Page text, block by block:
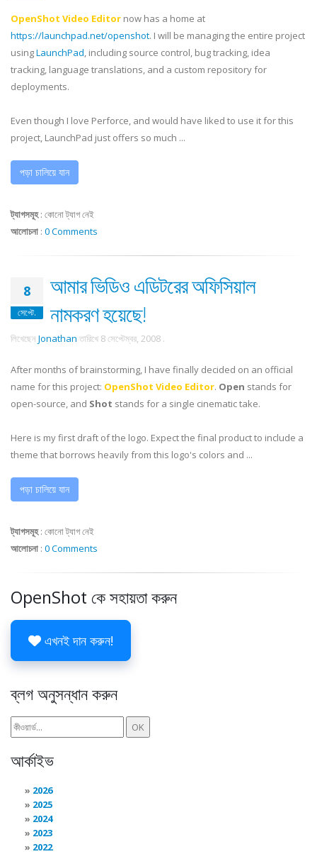
OpenShot Video Editor now has a home at
https://launchpad.net/openshot. I will be managing the entire project
usingLaunchPad, including source control, bug tracking, idea
tracking, language translations, and a custom repository for
deployments.
Even though I love Perforce, and would have liked to use it for this
project, LaunchPad just offers so much ...
পড়া চালিয়ে যান
ট্যাগসমূহ: কোনো ট্যাগ নেই
আলোচনা : 0 Comments
8
সেপ্টে.
আমার ভিডিও এডিটরের অফিসিয়াল
নামকরণ হয়েছে!
লিখেছেন Jonathan তারিখে 8 সেপ্টেম্বর, 2008 .
After months of brainstorming, I have finally decided on an official
name for this project: OpenShot Video Editor. Open stands for
open-source, and Shot stands for a single cinematic take.
Here is my first draft of the logo. Expect the final product to include a
theme that borrows heavily from this logo's colors and ...
পড়া চালিয়ে যান
ট্যাগসমূহ: কোনো ট্যাগ নেই
আলোচনা : 0 Comments
OpenShot কে সহায়তা করুন
এখনই দান করুন!
ব্লগ অনুসন্ধান করুন
আর্কাইভ
2026
2025
2024
2023
2022